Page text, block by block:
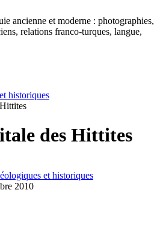
ancienne et moderne : photographies,
relations franco-turques, langue,
historiques
des Hittites
et historiques
2010